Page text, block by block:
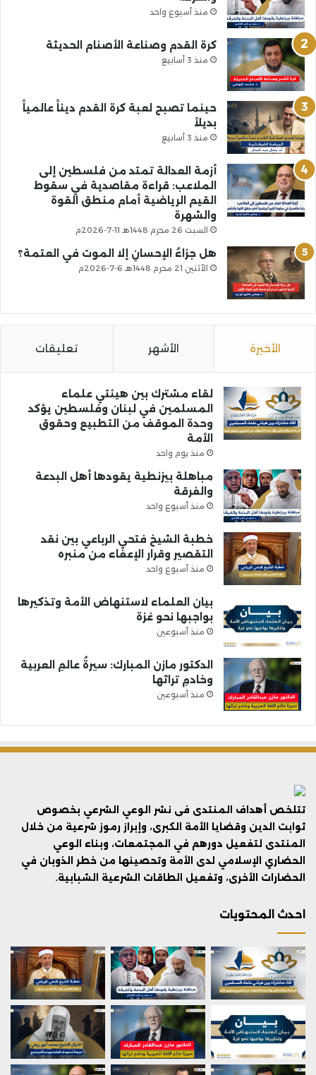
منذ أسبوع واحد
كرة القدم وصناعة الأصنام الحديثة
منذ 3 أسابيع
حينما تصبح لعبة كرة القدم ديناً عالمياً
بديلاً
منذ 3 أسابيع
أزمة العدالة تمتد من فلسطين إلى
الملاعب: قراءة مقاصدية في سقوط
القيم الرياضية أمام منطق القوة
والشهرة
السبت 26 محرم 1448هـ 11-7-2026م
هل جزاءُ الإحسانِ إلا الموت في العتمة؟
الأثنين 21 محرم 1448هـ 6-7-2026م
الأخيرة الأشهر تعليقات
لقاء مشترك بين هيئتي علماء
المسلمين في لبنان وفلسطين يؤكد
وحدة الموقف من التطبيع وحقوق
الأمة
منذ يوم واحد
مباهلة بيزنطية يقودها أهل البدعة
والفرقة
منذ أسبوع واحد
خطبة الشيخ فتحي الرباعي بين نقد
التقصير وقرار الإعفاء من منبره
منذ أسبوع واحد
بيان العلماء لاستنهاض الأمة وتذكيرها
بواجبها نحو غزة
منذ أسبوعين
الدكتور مازن المبارك: سيرةُ عالمِ العربية
وخادمِ تراثها
منذ أسبوعين
تتلخص أهداف المنتدى فى نشر الوعي الشرعي بخصوص
ثوابت الدين وقضايا الأمة الكبرى، وإبراز رموز شرعية من خلال
المنتدى لتفعيل دورهم في المجتمعات، وبناء الوعي
الحضاري الإسلامي لدى الأمة وتحصينها من خطر الذوبان في
الحضارات الأخرى، وتفعيل الطاقات الشرعية الشبابية.
احدث المحتويات